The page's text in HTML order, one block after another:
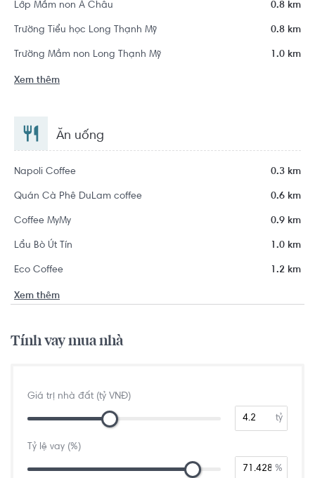
Lớp Mầm non Á Châu 0.8 km
Trường Tiểu học Long Thạnh Mỹ 0.8 km
Trường Mầm non Long Thạnh Mỹ 1.0 km
Xem thêm
Ăn uống
Napoli Coffee 0.3 km
Quán Cà Phê DuLam coffee 0.6 km
Coffee MyMy 0.9 km
Lẩu Bò Út Tín 1.0 km
Eco Coffee 1.2 km
Xem thêm
Tính vay mua nhà
Giá trị nhà đất (tỷ VNĐ)
tỷ
Tỷ lệ vay (%)
%